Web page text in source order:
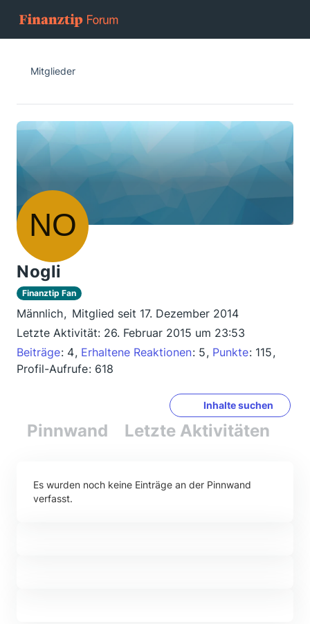
Mitglieder
Nogli
Finanztip Fan
Männlich
Mitglied seit 17. Dezember 2014
Letzte Aktivität: 26. Februar 2015 um 23:53
Beiträge 4 Erhaltene Reaktionen 5 Punkte 115
Profil-Aufrufe 618
Inhalte suchen
Pinnwand Letzte Aktivitäten
Es wurden noch keine Einträge an der Pinnwand
verfasst.